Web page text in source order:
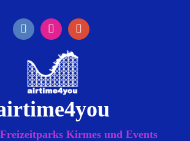
Kirmes und Events